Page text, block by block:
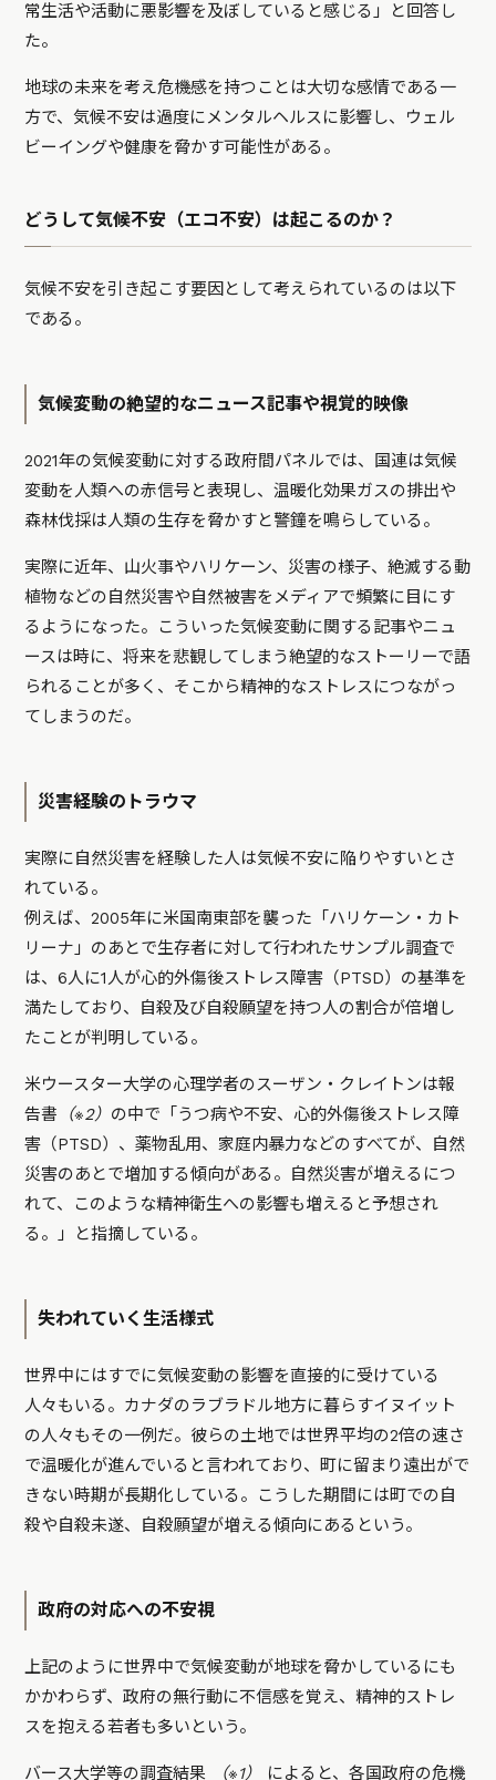
常生活や活動に悪影響を及ぼしていると感じる」と回答し
た。
地球の未来を考え危機感を持つことは大切な感情である一
方で、気候不安は過度にメンタルヘルスに影響し、ウェル
ビーイングや健康を脅かす可能性がある。
どうして気候不安（エコ不安）は起こるのか？
気候不安を引き起こす要因として考えられているのは以下
である。
気候変動の絶望的なニュース記事や視覚的映像
2021年の気候変動に対する政府間パネルでは、国連は気候
変動を人類への赤信号と表現し、温暖化効果ガスの排出や
森林伐採は人類の生存を脅かすと警鐘を鳴らしている。
実際に近年、山火事やハリケーン、災害の様子、絶滅する動
植物などの自然災害や自然被害をメディアで頻繁に目にす
るようになった。こういった気候変動に関する記事やニュ
ースは時に、将来を悲観してしまう絶望的なストーリーで語
られることが多く、そこから精神的なストレスにつながっ
てしまうのだ。
災害経験のトラウマ
実際に自然災害を経験した人は気候不安に陥りやすいとさ
れている。
例えば、2005年に米国南東部を襲った「ハリケーン・カト
リーナ」のあとで生存者に対して行われたサンプル調査で
は、6人に1人が心的外傷後ストレス障害（PTSD）の基準を
満たしており、自殺及び自殺願望を持つ人の割合が倍増し
たことが判明している。
米ウースター大学の心理学者のスーザン・クレイトンは報
告書 （※2） の中で「うつ病や不安、心的外傷後ストレス障
害（PTSD）、薬物乱用、家庭内暴力などのすべてが、自然
災害のあとで増加する傾向がある。自然災害が増えるにつ
れて、このような精神衛生への影響も増えると予想され
る。」と指摘している。
失われていく生活様式
世界中にはすでに気候変動の影響を直接的に受けている
人々もいる。カナダのラブラドル地方に暮らすイヌイット
の人々もその一例だ。彼らの土地では世界平均の2倍の速さ
で温暖化が進んでいると言われており、町に留まり遠出がで
きない時期が長期化している。こうした期間には町での自
殺や自殺未遂、自殺願望が増える傾向にあるという。
政府の対応への不安視
上記のように世界中で気候変動が地球を脅かしているにも
かかわらず、政府の無行動に不信感を覚え、精神的ストレ
スを抱える若者も多いという。
バース大学等の調査結果 （※1） によると、各国政府の危機